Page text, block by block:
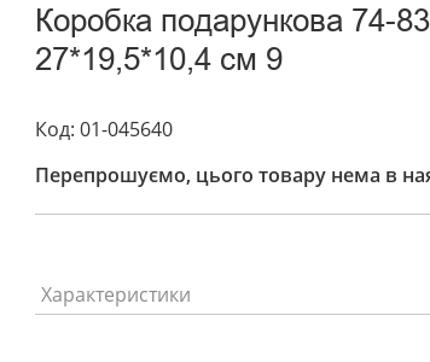
Коробка подарункова 74-
27*19,5*10,4 см 9
Код: 01-045640
Перепрошуємо, цього товару нема в
Характеристики